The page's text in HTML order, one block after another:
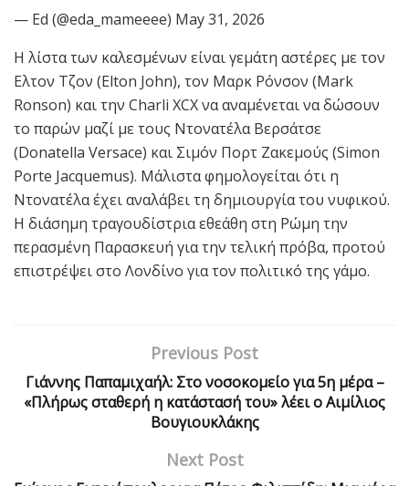
— Ed (@eda_mameeee) May 31, 2026
Η λίστα των καλεσμένων είναι γεμάτη αστέρες με τον
Ελτον Τζον (Elton John), τον Μαρκ Ρόνσον (Mark
Ronson) και την Charli XCX να αναμένεται να δώσουν
το παρών μαζί με τους Ντονατέλα Βερσάτσε
(Donatella Versace) και Σιμόν Πορτ Ζακεμούς (Simon
Porte Jacquemus). Μάλιστα φημολογείται ότι η
Ντονατέλα έχει αναλάβει τη δημιουργία του νυφικού.
Η διάσημη τραγουδίστρια εθεάθη στη Ρώμη την
περασμένη Παρασκευή για την τελική πρόβα, προτού
επιστρέψει στο Λονδίνο για τον πολιτικό της γάμο.
Previous Post
Γιάννης Παπαμιχαήλ: Στο νοσοκομείο για 5η μέρα –
«Πλήρως σταθερή η κατάστασή του» λέει ο Αιμίλιος
Βουγιουκλάκης
Next Post